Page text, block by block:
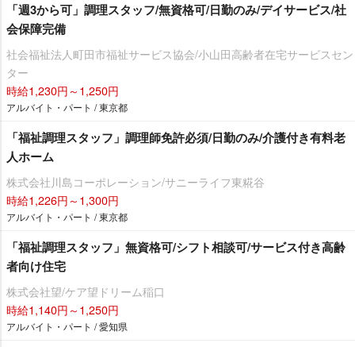
「週3から可」調理スタッフ/無資格可/日勤のみ/デイサービス/社
会保障完備
社会福祉法人町田市福祉サービス協会/小山田高齢者在宅サービスセン
ター
時給1,230円～1,250円
アルバイト・パート / 東京都
「福祉調理スタッフ」調理師免許必須/日勤のみ/介護付き有料老
人ホーム
株式会社川島コーポレーション/サニーライフ東糀谷
時給1,226円～1,300円
アルバイト・パート / 東京都
「福祉調理スタッフ」無資格可/シフト相談可/サービス付き高齢
者向け住宅
株式会社望/ケア望ドリーム稲口
時給1,140円～1,250円
アルバイト・パート / 愛知県